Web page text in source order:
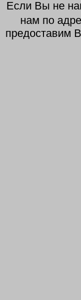
Если Вы не
нам по
предоставим